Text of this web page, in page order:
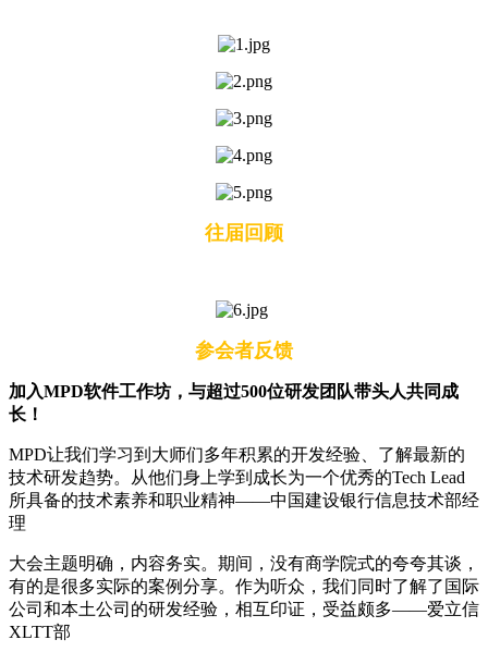
往届回顾
参会者反馈
加入MPD软件工作坊，与超过500位研发团队带头人共同成
长！
MPD让我们学习到大师们多年积累的开发经验、了解最新的
技术研发趋势。从他们身上学到成长为一个优秀的Tech Lead
所具备的技术素养和职业精神——中国建设银行信息技术部经
理
大会主题明确，内容务实。期间，没有商学院式的夸夸其谈，
有的是很多实际的案例分享。作为听众，我们同时了解了国际
公司和本土公司的研发经验，相互印证，受益颇多——爱立信
XLTT部